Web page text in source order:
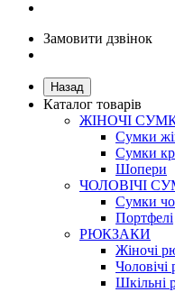
Замовити дзвінок
Назад
Каталог товарів
ЖІНОЧІ
Сумки
Сумки
Шопери
ЧОЛОВІЧІ
Сумки
Портфелі
РЮКЗАКИ
Жіночі
Чоловічі
Шкільні